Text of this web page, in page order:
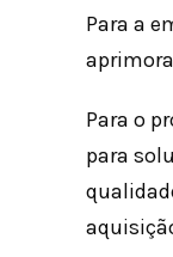
Para a
Para o
para